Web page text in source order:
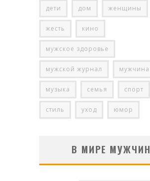
дети дом женщины
жесть кино
мужское здоровье
мужской журнал мужчина
музыка семья спорт
стиль уход юмор
В МИРЕ МУЖЧИН